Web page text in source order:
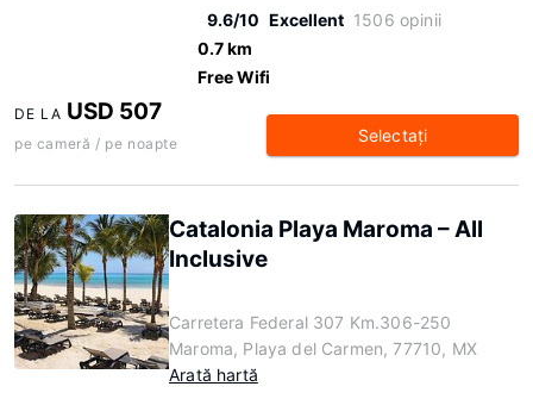
9.6/10 Excellent 1506 opinii
0.7 km
Free Wifi
DE LA USD 507
pe cameră / pe noapte Selectaţi
Catalonia Playa Maroma – All
Inclusive
Carretera Federal 307 Km.306-250
Maroma, Playa del Carmen, 77710, MX
Arată hartă